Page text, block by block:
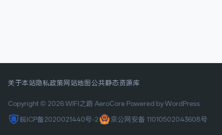
关于本站隐私政策网站地图 公共静态资源库
Copyright © 2026 WIFI之路 AeroCore Powered by WordPress
皖ICP备2020021440号-2
京公网安备 11010502043608号